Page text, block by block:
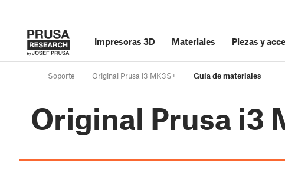
Impresoras 3D Materiales Piezas y
Soporte Original Prusa i3 MK3S+ Guía de materiales
Original Prusa i3